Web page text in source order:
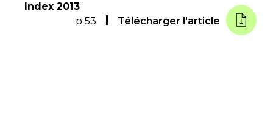
Index 2013
p 53
Télécharger l'article